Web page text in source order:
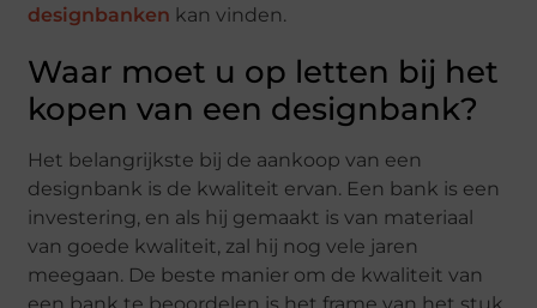
designbanken kan vinden.
Waar moet u op letten bij het
kopen van een designbank?
Het belangrijkste bij de aankoop van een
designbank is de kwaliteit ervan. Een bank is een
investering, en als hij gemaakt is van materiaal
van goede kwaliteit, zal hij nog vele jaren
meegaan. De beste manier om de kwaliteit van